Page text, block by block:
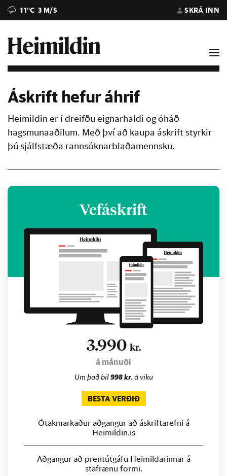
11°C 3 M/S SKRÁ INN
Áskrift hefur áhrif
Heimildin er í dreifðu eignarhaldi og óháð
hagsmunaaðilum. Með því að kaupa áskrift styrkir
þú sjálfstæða rannsóknarblaðamennsku.
Vefáskrift
3.990 kr.
á mánuði
Um það bil998 kr. á viku
BESTA VERÐIÐ
Ótakmarkaður aðgangur að áskriftarefni á
Heimildin.is
Aðgangur að prentútgáfu Heimildarinnar á
stafrænu formi.